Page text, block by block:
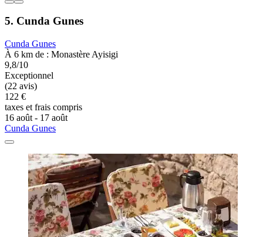
5. Cunda Gunes
Cunda Gunes
À 6 km de : Monastère Ayisigi
9,8/10
Exceptionnel
(22 avis)
122 €
taxes et frais compris
16 août - 17 août
Cunda Gunes